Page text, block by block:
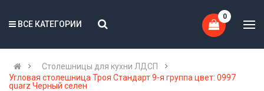
ВСЕ КАТЕГОРИИ
0
Cтолешницы для кухни ЛДСП
Угловая столешница Троя Стандарт 9-я группа цвет: 0997
quarz Черный селен